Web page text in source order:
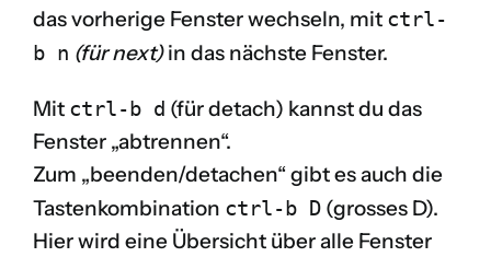
das vorherige Fenster wechseln, mit ctrl-
b n (für next)in das nächste Fenster.
Mit ctrl-b d (für detach) kannst du das
Fenster „abtrennen“.
Zum „beenden/detachen“ gibt es auch die
Tastenkombination ctrl-b D (grosses D).
Hier wird eine Übersicht über alle Fenster